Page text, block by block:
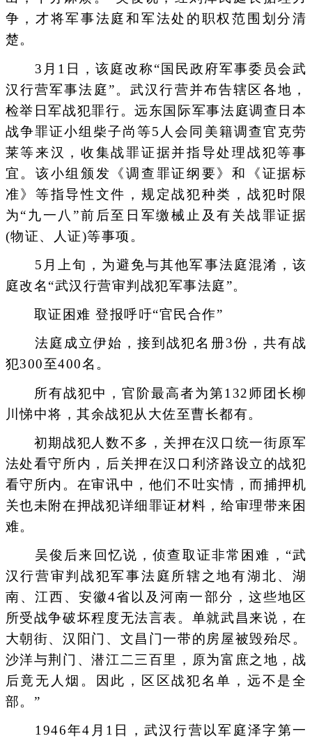
争，才将军事法庭和军法处的职权范围划分清
楚。
3月1日，该庭改称“国民政府军事委员会武
汉行营军事法庭”。武汉行营并布告辖区各地，
检举日军战犯罪行。远东国际军事法庭调查日本
战争罪证小组柴子尚等5人会同美籍调查官克劳
莱等来汉，收集战罪证据并指导处理战犯等事
宜。该小组颁发《调查罪证纲要》和《证据标
准》等指导性文件，规定战犯种类，战犯时限
为“九一八”前后至日军缴械止及有关战罪证据
(物证、人证)等事项。
5月上旬，为避免与其他军事法庭混淆，该
庭改名“武汉行营审判战犯军事法庭”。
取证困难 登报呼吁“官民合作”
法庭成立伊始，接到战犯名册3份，共有战
犯300至400名。
所有战犯中，官阶最高者为第132师团长柳
川悌中将，其余战犯从大佐至曹长都有。
初期战犯人数不多，关押在汉口统一街原军
法处看守所内，后关押在汉口利济路设立的战犯
看守所内。在审讯中，他们不吐实情，而捕押机
关也未附在押战犯详细罪证材料，给审理带来困
难。
吴俊后来回忆说，侦查取证非常困难，“武
汉行营审判战犯军事法庭所辖之地有湖北、湖
南、江西、安徽4省以及河南一部分，这些地区
所受战争破坏程度无法言表。单就武昌来说，在
大朝街、汉阳门、文昌门一带的房屋被毁殆尽。
沙洋与荆门、潜江二三百里，原为富庶之地，战
后竟无人烟。因此，区区战犯名单，远不是全
部。”
1946年4月1日，武汉行营以军庭泽字第一